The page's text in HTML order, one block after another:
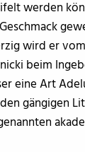
werden
wird er
beim
eine Art
gängigen